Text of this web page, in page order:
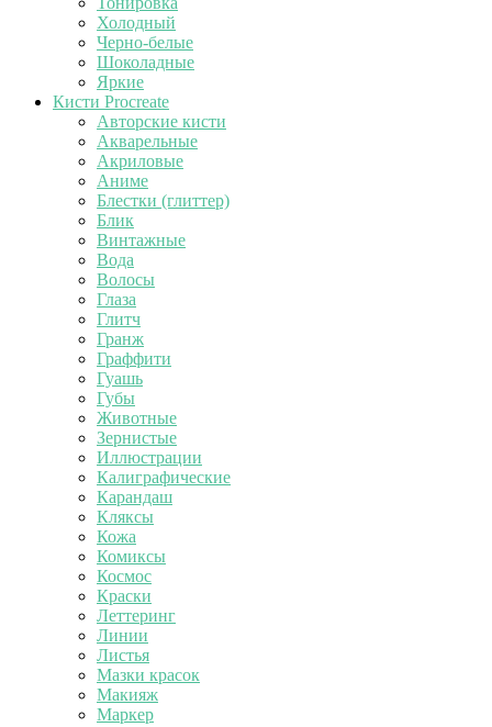
Холодный
Черно-белые
Шоколадные
Яркие
Кисти Procreate
Авторские кисти
Акварельные
Акриловые
Аниме
Блестки (глиттер)
Блик
Винтажные
Вода
Волосы
Глаза
Глитч
Гранж
Граффити
Гуашь
Губы
Животные
Зернистые
Иллюстрации
Калиграфические
Карандаш
Кляксы
Кожа
Комиксы
Космос
Краски
Леттеринг
Линии
Листья
Мазки красок
Макияж
Маркер